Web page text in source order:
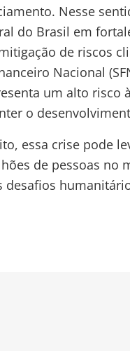
Nesse
do Brasil em
de riscos
Nacional
um alto risco
o
essa crise pode
de pessoas no